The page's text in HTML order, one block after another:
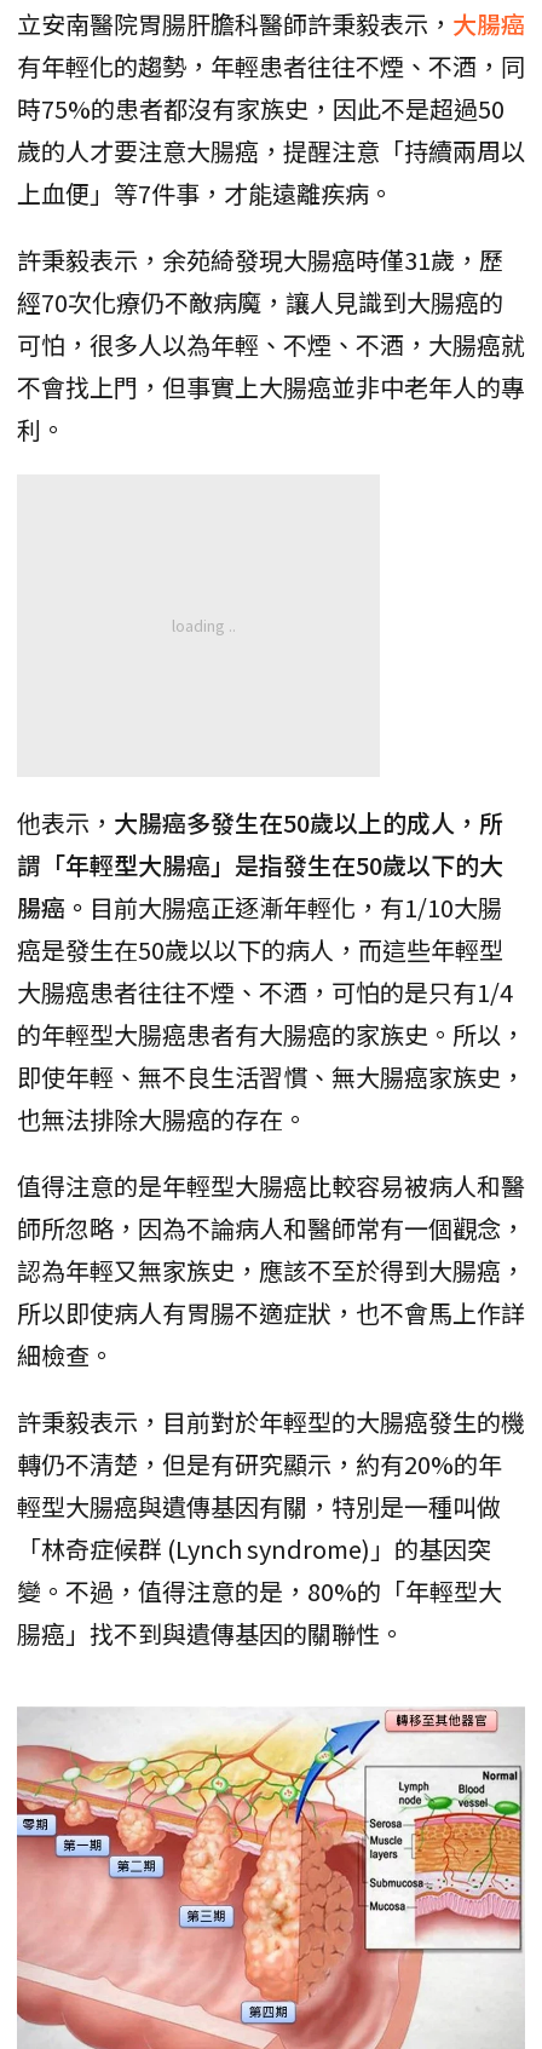
立安南醫院胃腸肝膽科醫師許秉毅表示， 大腸癌
有年輕化的趨勢，年輕患者往往不煙、不酒，同
時75%的患者都沒有家族史，因此不是超過50
歲的人才要注意大腸癌，提醒注意「持續兩周以
上血便」等7件事，才能遠離疾病。
許秉毅表示，余苑綺發現大腸癌時僅31歲，歷
經70次化療仍不敵病魔，讓人見識到大腸癌的
可怕，很多人以為年輕、不煙、不酒，大腸癌就
不會找上門，但事實上大腸癌並非中老年人的專
利。
他表示， 大腸癌多發生在50歲以上的成人，所
謂「年輕型大腸癌」是指發生在50歲以下的大
腸癌。 目前大腸癌正逐漸年輕化，有1/10大腸
癌是發生在50歲以以下的病人，而這些年輕型
大腸癌患者往往不煙、不酒，可怕的是只有1/4
的年輕型大腸癌患者有大腸癌的家族史。所以，
即使年輕、無不良生活習慣、無大腸癌家族史，
也無法排除大腸癌的存在。
值得注意的是年輕型大腸癌比較容易被病人和醫
師所忽略，因為不論病人和醫師常有一個觀念，
認為年輕又無家族史，應該不至於得到大腸癌，
所以即使病人有胃腸不適症狀，也不會馬上作詳
細檢查。
許秉毅表示，目前對於年輕型的大腸癌發生的機
轉仍不清楚，但是有研究顯示，約有20%的年
輕型大腸癌與遺傳基因有關，特別是一種叫做
「林奇症候群 (Lynch syndrome)」的基因突
變。不過，值得注意的是，80%的「年輕型大
腸癌」找不到與遺傳基因的關聯性。